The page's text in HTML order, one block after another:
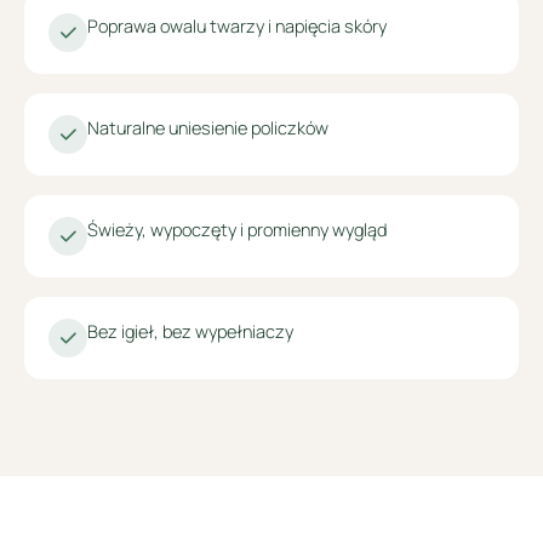
Poprawa owalu twarzy i napięcia skóry
Naturalne uniesienie policzków
Świeży, wypoczęty i promienny wygląd
Bez igieł, bez wypełniaczy